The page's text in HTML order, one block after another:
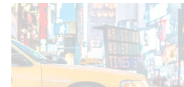
nosotros nos encargamos de todo, tú solo